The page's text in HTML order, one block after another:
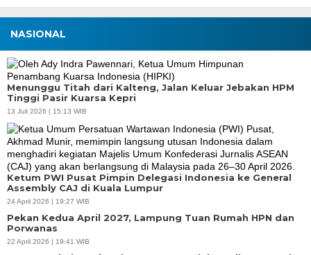
NASIONAL
Menunggu Titah dari Kalteng, Jalan Keluar Jebakan HPM
Tinggi Pasir Kuarsa Kepri
13 Juli 2026 | 15:13 WIB
Ketum PWI Pusat Pimpin Delegasi Indonesia ke General
Assembly CAJ di Kuala Lumpur
24 April 2026 | 19:27 WIB
Pekan Kedua April 2027, Lampung Tuan Rumah HPN dan
Porwanas
22 April 2026 | 19:41 WIB